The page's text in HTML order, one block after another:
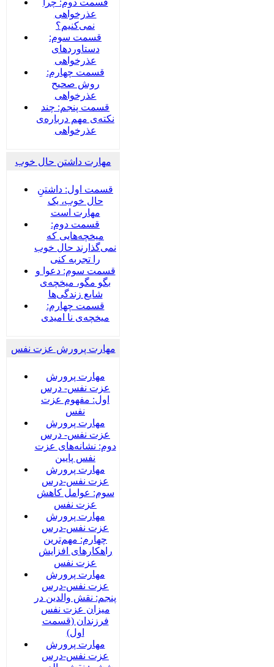
قسمت دوم: چرا
عذرخواهی
نمی‌کنیم؟
قسمت سوم:
دستاوردهای
عذرخواهی
قسمت چهارم:
روش صحیح
عذرخواهی
قسمت پنجم: چند
نکته‌ی مهم درباره‌ی
عذرخواهی
مهارت داشتن حال خوب
قسمت اول: داشتنِ
حال خوب، یک
مهارت است
قسمت دوم:
میخچه‌هایی که
نمی‌گذارند حال خوب
را تجربه کنی
قسمت سوم: دعوا و
بگو مگو، میخچه‌ی
شایع زندگی‌ها
قسمت چهارم:
میخچه‌ی نا امیدی
مهارت پرورش عزت نفس
مهارت پرورش
عزت نفس- درس
اول: مفهوم عزت
نفس
مهارت پرورش
عزت نفس- درس
دوم: نشانه‌های عزت
نفس پایین
مهارت پرورش
عزت نفس-درس
سوم: عوامل کاهش
عزت نفس
مهارت پرورش
عزت نفس-درس
چهارم: مهم‌ترین
راهکارهای افزایش
عزت نفس
مهارت پرورش
عزت نفس-درس
پنجم: نقش والدین در
میزان عزت نفس
فرزندان (قسمت
اول)
مهارت پرورش
عزت نفس-درس